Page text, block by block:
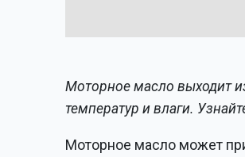
Моторное масло выходит
температур и влаги.
Моторное масло может